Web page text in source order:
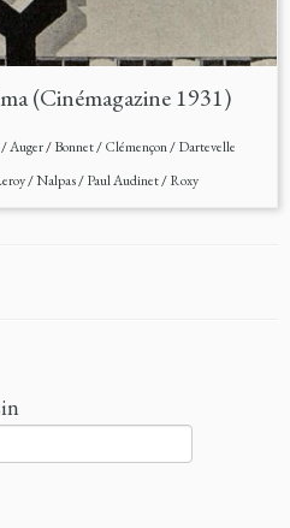
(Cinémagazine 1931)
/Auger/Bonnet/Clémençon/Dartevelle
/Nalpas/Paul Audinet/Roxy